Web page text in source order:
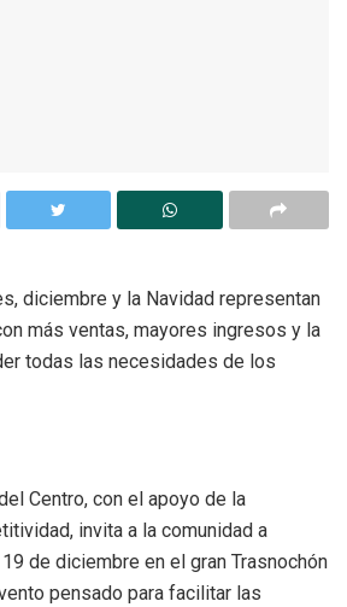
diciembre y la Navidad representan
más ventas, mayores ingresos y la
todas las necesidades de los
Centro, con el apoyo de la
invita a la comunidad a
de diciembre en el gran Trasnochón
pensado para facilitar las